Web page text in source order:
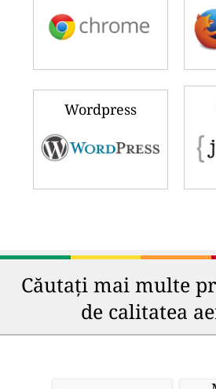
Wordpress
Căutați mai multe
de calitatea